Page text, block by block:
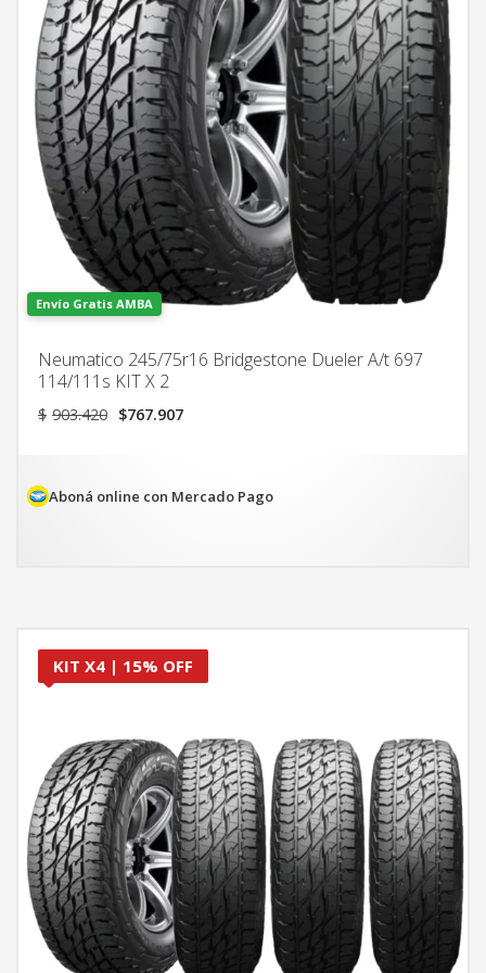
Envío Gratis AMBA
Neumatico 245/75r16 Bridgestone Dueler A/t 697
114/111s KIT X 2
$ 903.420 El
$903.420.
$767.907El
$767.907.
Aboná online con Mercado Pago
KIT X4 | 15% OFF